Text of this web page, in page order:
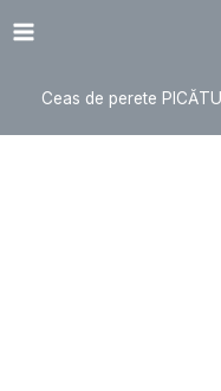
Main
Ceas de perete
perete
PICĂTURI